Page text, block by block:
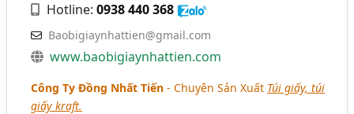
Hotline:0938 440 368
Baobigiaynhattien@gmail.com
www.baobigiaynhattien.com
Công Ty Đồng Nhất Tiến - Chuyên Sản Xuất Túi giấy, túi
giấy kraft.